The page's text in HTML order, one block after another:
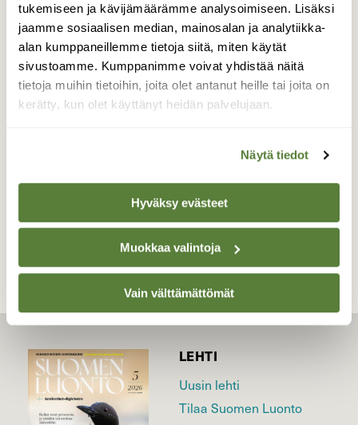
tukemiseen ja kävijämäärämme analysoimiseen. Lisäksi
jaamme sosiaalisen median, mainosalan ja analytiikka-
alan kumppaneillemme tietoja siitä, miten käytät
sivustoamme. Kumppanimme voivat yhdistää näitä
tietoja muihin tietoihin, joita olet antanut heille tai joita on
kerätty, kun olet käyttänyt heidän palvelujaan.
Näytä tiedot
Hyväksy evästeet
Muokkaa valintoja
Vain välttämättömät
Saaliin pakeointi
Hain nokkakärryt puuvajasta ja piti alkaa
hommiin. Näin kärryssä ristihämäkin ja seitin.
Hommat keskeytyivät ja loppupäivä meni
valokuvailemisen merkeissä.
TAKAISIN LISTAAN
LEHTI
Uusin lehti
Tilaa Suomen Luonto